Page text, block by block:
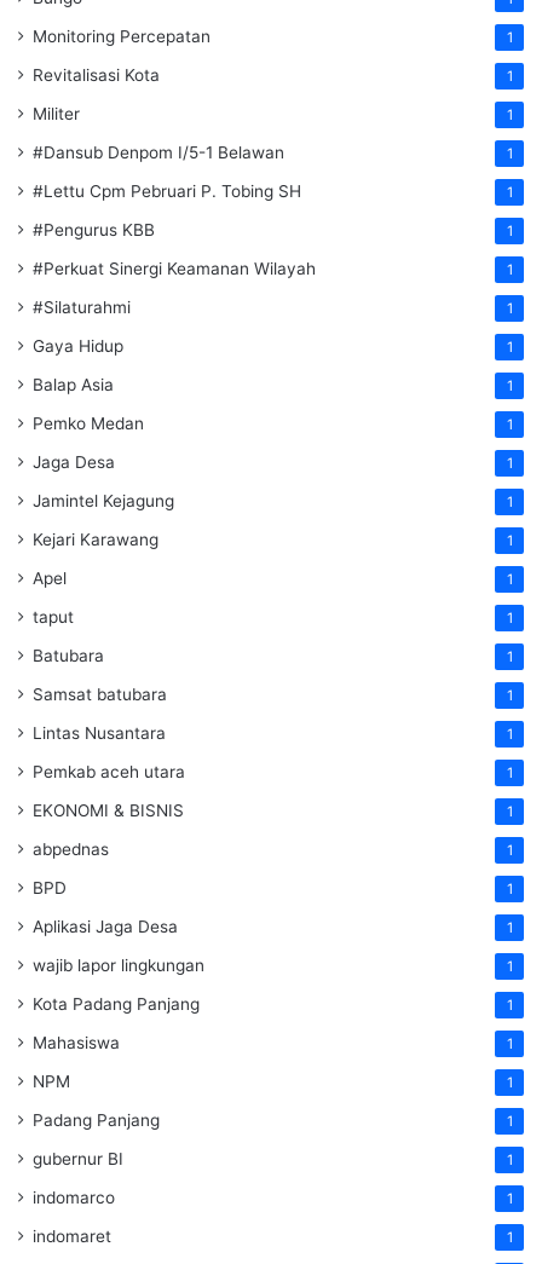
Monitoring Percepatan 1
Revitalisasi Kota 1
Militer 1
#Dansub Denpom I/5-1 Belawan 1
#Lettu Cpm Pebruari P. Tobing SH 1
#Pengurus KBB 1
#Perkuat Sinergi Keamanan Wilayah 1
#Silaturahmi 1
Gaya Hidup 1
Balap Asia 1
Pemko Medan 1
Jaga Desa 1
Jamintel Kejagung 1
Kejari Karawang 1
Apel 1
taput 1
Batubara 1
Samsat batubara 1
Lintas Nusantara 1
Pemkab aceh utara 1
EKONOMI & BISNIS 1
abpednas 1
BPD 1
Aplikasi Jaga Desa 1
wajib lapor lingkungan 1
Kota Padang Panjang 1
Mahasiswa 1
NPM 1
Padang Panjang 1
gubernur BI 1
indomarco 1
indomaret 1